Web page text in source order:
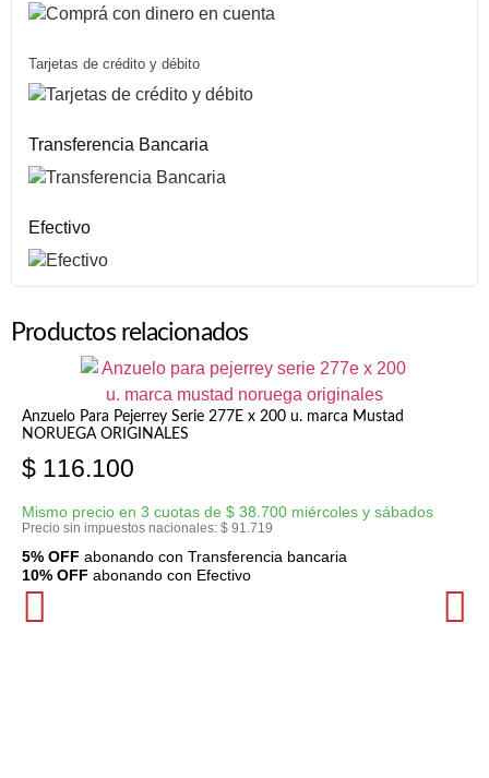
Tarjetas de crédito y débito
Transferencia Bancaria
Efectivo
Productos relacionados
Anzuelo Para Pejerrey Serie 277E x 200 u. marca Mustad
NORUEGA ORIGINALES
$ 116.100
Mismo precio en 3 cuotas de $ 38.700 miércoles y sábados
Precio sin impuestos nacionales: $ 91.719
5% OFF abonando con Transferencia bancaria
10% OFF abonando con Efectivo